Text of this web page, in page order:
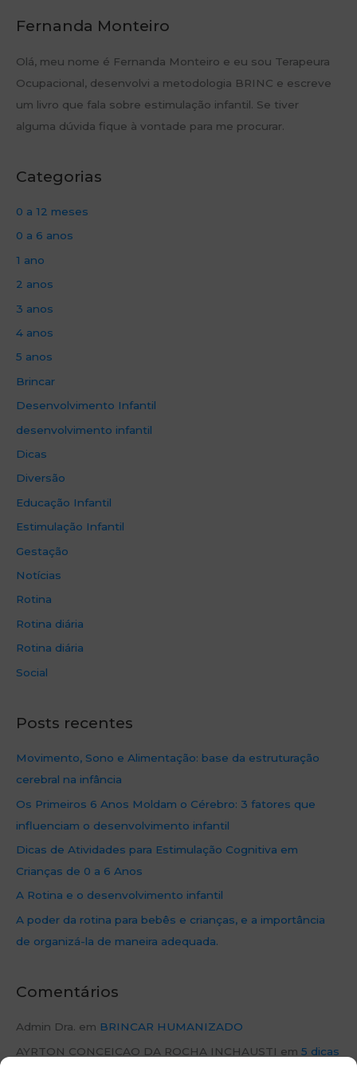
Fernanda Monteiro
Olá, meu nome é Fernanda Monteiro e eu sou Terapeura
Ocupacional, desenvolvi a metodologia BRINC e escreve
um livro que fala sobre estimulação infantil. Se tiver
alguma dúvida fique à vontade para me procurar.
Categorias
0 a 12 meses
0 a 6 anos
1 ano
2 anos
3 anos
4 anos
5 anos
Brincar
Desenvolvimento Infantil
desenvolvimento infantil
Dicas
Diversão
Educação Infantil
Estimulação Infantil
Gestação
Notícias
Rotina
Rotina diária
Rotina diária
Social
Posts recentes
Movimento, Sono e Alimentação: base da estruturação
cerebral na infância
Os Primeiros 6 Anos Moldam o Cérebro: 3 fatores que
influenciam o desenvolvimento infantil
Dicas de Atividades para Estimulação Cognitiva em
Crianças de 0 a 6 Anos
A Rotina e o desenvolvimento infantil
A poder da rotina para bebês e crianças, e a importância
de organizá-la de maneira adequada.
Comentários
Admin Dra. em BRINCAR HUMANIZADO
AYRTON CONCEICAO DA ROCHA INCHAUSTI em 5 dicas